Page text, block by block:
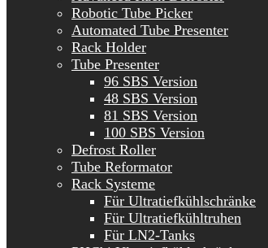
Robotic Tube Picker
Automated Tube Presenter
Rack Holder
Tube Presenter
96 SBS Version
48 SBS Version
81 SBS Version
100 SBS Version
Defrost Roller
Tube Reformator
Rack Systeme
Für Ultratiefkühlschränke
Für Ultratiefkühltruhen
Für LN2-Tanks